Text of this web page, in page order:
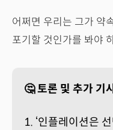
어쩌면 우리는 그가 약
포기할 것인가를 봐야
🤔 토론 및 추가 기
1. ‘인플레이션은